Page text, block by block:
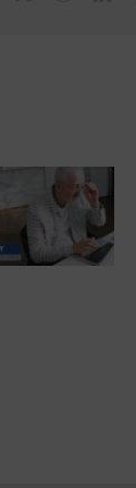
Las inspecciones
por sorpresa en el
domicilio con la
nueva ley contra el